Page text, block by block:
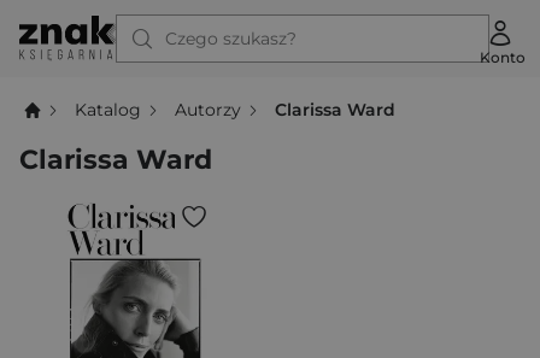
Czego szukasz?
Konto
Katalog Autorzy Clarissa Ward
Clarissa Ward